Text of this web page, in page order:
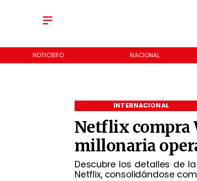
NOTICIERO NACIONAL
Netflix compra
millonaria
Descubre los detalles de
Netflix, consolidándose
INTERNACIONAL